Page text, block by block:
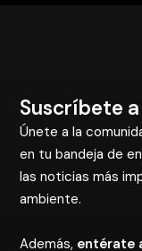
Suscríbete
Únete a la
en tu bandeja de
las noticias más
ambiente.
Además, entérate